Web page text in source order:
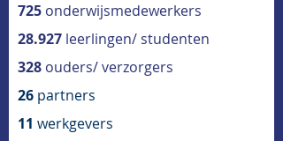
725 onderwijsmedewerkers
28.927 leerlingen/ studenten
328 ouders/ verzorgers
26 partners
11 werkgevers